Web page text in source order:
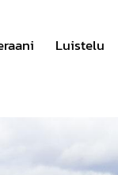
Luistelu